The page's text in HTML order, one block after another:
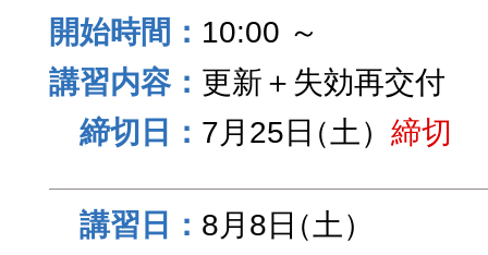
10:00 ～
更新＋失効再交付
7月25日（土） 締切
8月8日（土）